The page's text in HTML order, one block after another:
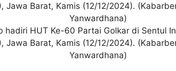
Jawa Barat, Kamis (12/12/2024).
Yanwardhana)
hadiri HUT Ke-60 Partai Golkar di Sentul
Jawa Barat, Kamis (12/12/2024).
Yanwardhana)